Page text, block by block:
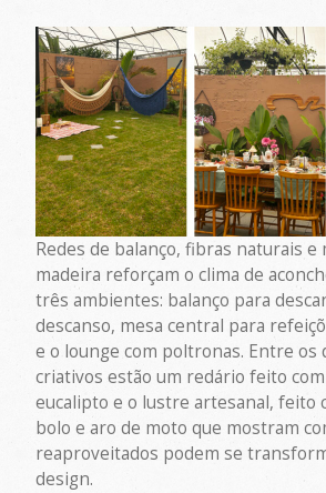
Redes de balanço, fibras naturais e
madeira reforçam o clima de
três ambientes: balanço para
descanso, mesa central para
e o lounge com poltronas. Entre os
criativos estão um redário feito
eucalipto e o lustre artesanal, feito
bolo e aro de moto que mostram
reaproveitados podem se
design.